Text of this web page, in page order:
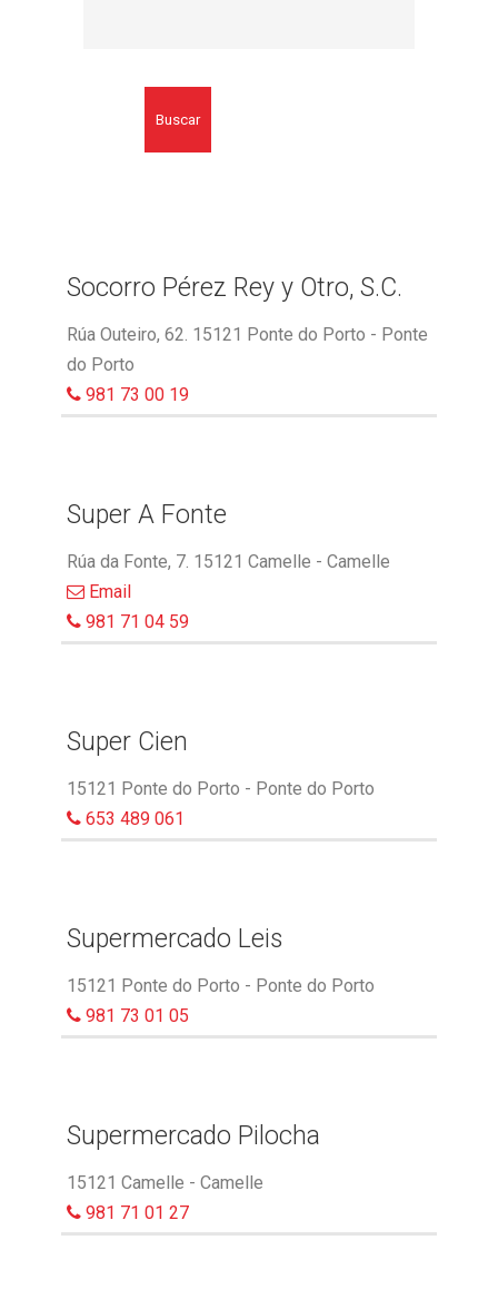
Buscar
Socorro Pérez Rey y Otro, S.C.
Rúa Outeiro, 62. 15121 Ponte do Porto - Ponte
do Porto
981 73 00 19
Super A Fonte
Rúa da Fonte, 7. 15121 Camelle - Camelle
Email
981 71 04 59
Super Cien
15121 Ponte do Porto - Ponte do Porto
653 489 061
Supermercado Leis
15121 Ponte do Porto - Ponte do Porto
981 73 01 05
Supermercado Pilocha
15121 Camelle - Camelle
981 71 01 27